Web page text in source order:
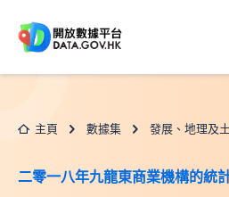
主頁 數據集 發展、地理及
二零一八年九龍東商業機構的統